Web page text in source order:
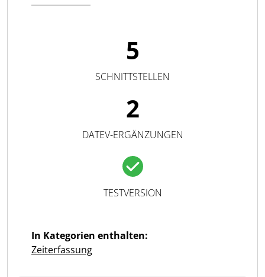
5
SCHNITTSTELLEN
2
DATEV-ERGÄNZUNGEN
TESTVERSION
In Kategorien enthalten:
Zeiterfassung